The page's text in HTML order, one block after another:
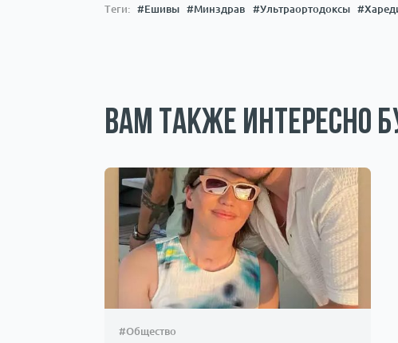
Теги: #Ешивы #Минздрав #Ультраортодоксы
Вам также интересно
#Общество